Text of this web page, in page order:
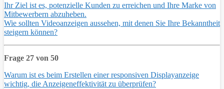
Ihr Ziel ist es, potenzielle Kunden zu erreichen und Ihre Marke von
Mitbewerbern abzuheben.
Wie sollten Videoanzeigen aussehen, mit denen Sie Ihre Bekanntheit
steigern können?
Frage 27 von 50
Warum ist es beim Erstellen einer responsiven Displayanzeige
wichtig, die Anzeigeneffektivität zu überprüfen?